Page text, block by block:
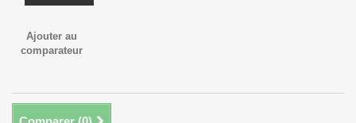
Ajouter au
comparateur